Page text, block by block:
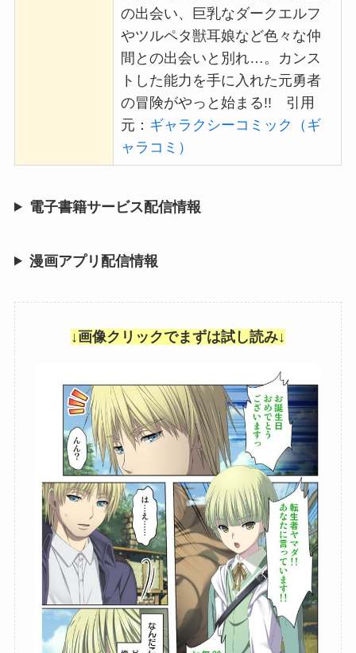
の出会い、巨乳なダークエルフ
やツルペタ獣耳娘など色々な仲
間との出会いと別れ…。カンス
トした能力を手に入れた元勇者
の冒険がやっと始まる!! 引用
元： ギャラクシーコミック（ギ
ャラコミ）
電子書籍サービス配信情報
漫画アプリ配信情報
↓画像クリックでまずは試し読み↓